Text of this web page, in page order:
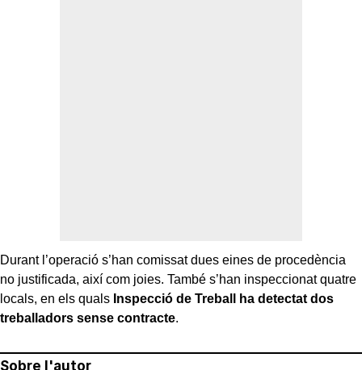
Durant l’operació s’han comissat dues eines de procedència
no justificada, així com joies. També s’han inspeccionat quatre
locals, en els quals Inspecció de Treball ha detectat dos
treballadors sense contracte.
Sobre l'autor